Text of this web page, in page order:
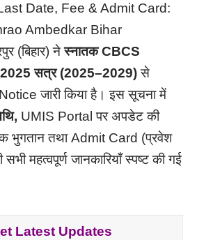
Date, Fee & Admit Card:
Ambedkar Bihar
(बिहार) नेस्नातक CBCS
2025 सत्र (2025–2029)से
जारी किया है। इस सूचना में
UMIS Portal पर अपडेट की
भुगतान तथा Admit Card (प्रवेश
महत्वपूर्ण जानकारियाँ स्पष्ट की गई
Latest Updates